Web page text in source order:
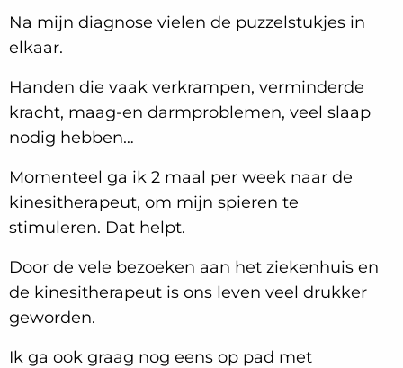
Na mijn diagnose vielen de puzzelstukjes in
elkaar.
Handen die vaak verkrampen, verminderde
kracht, maag-en darmproblemen, veel slaap
nodig hebben…
Momenteel ga ik 2 maal per week naar de
kinesitherapeut, om mijn spieren te
stimuleren. Dat helpt.
Door de vele bezoeken aan het ziekenhuis en
de kinesitherapeut is ons leven veel drukker
geworden.
Ik ga ook graag nog eens op pad met